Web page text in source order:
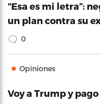
“Esa es mi letra”:
un plan contra su
0
Opiniones
Voy a Trump y